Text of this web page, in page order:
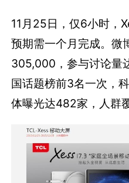
11月25日，仅6小时，
预期需一个月完成。微
305,000，参与讨论量
国话题榜前3名一次，
体曝光达482家，人群